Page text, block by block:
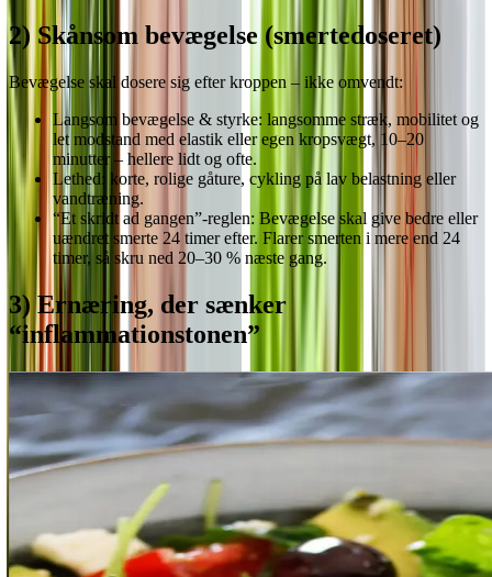
2) Skånsom bevægelse (smertedoseret)
Bevægelse skal dosere sig efter kroppen – ikke omvendt:
Langsom bevægelse & styrke: langsomme stræk, mobilitet og
let modstand med elastik eller egen kropsvægt, 10–20
minutter – hellere lidt og ofte.
Lethed: korte, rolige gåture, cykling på lav belastning eller
vandtræning.
“Et skridt ad gangen”-reglen: Bevægelse skal give bedre eller
uændret smerte 24 timer efter. Flarer smerten i mere end 24
timer, så skru ned 20–30 % næste gang.
3) Ernæring, der sænker
“inflammationstonen”